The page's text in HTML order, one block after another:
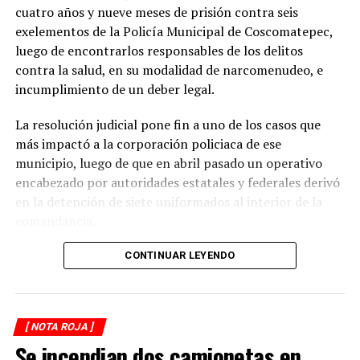
seguridad entre vehículos, especialmente durante la
temporada de lluvias, cuando el riesgo de accidentes se
incrementa en las carreteras de la región.
La circulación en la zona se vio afectada por algunos
minutos mientras se realizaban las labores de auxilio y el
levantamiento de indicios por parte de las autoridades.
Posteriormente, el tránsito fue restablecido de manera
normal.
cuatro años y nueve meses de prisión contra seis
exelementos de la Policía Municipal de Coscomatepec,
luego de encontrarlos responsables de los delitos
contra la salud, en su modalidad de narcomenudeo, e
incumplimiento de un deber legal.
La resolución judicial pone fin a uno de los casos que
más impactó a la corporación policiaca de ese
municipio, luego de que en abril pasado un operativo
encabezado por autoridades estatales y federales derivó
en la detención de siete uniformados al interior de la
La intervención se realizó el 10 de abril mediante un
elementos de la Secretaría de Marina (Semar) y de la
Secretaría de Seguridad Pública (SSP), quienes
ejecutaron una revisión en las instalaciones de la
corporación municipal.
CONTINUAR LEYENDO
[ NOTA ROJA ]